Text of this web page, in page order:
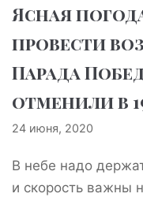
Ясная
провести
Парада
отменили в
24 июня, 2020
В небе надо
и скорость важны